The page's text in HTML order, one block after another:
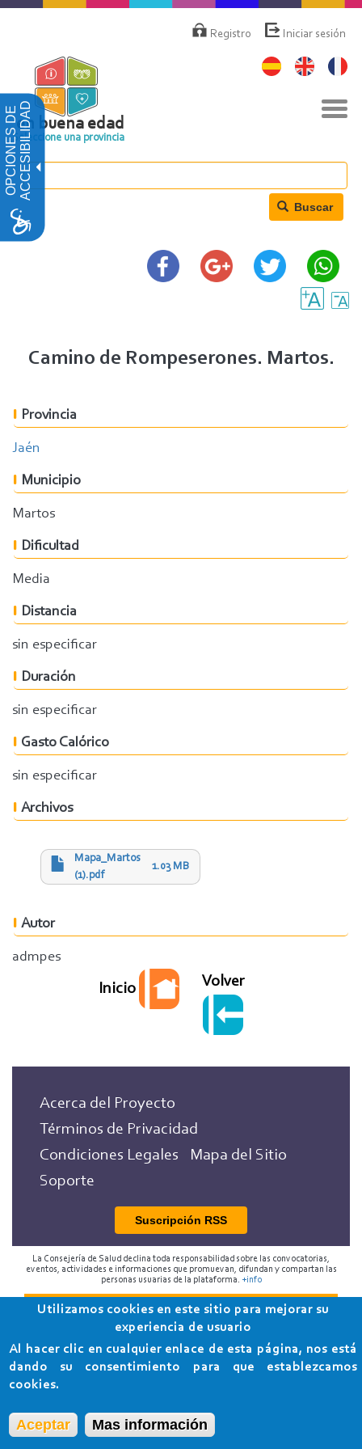
OPCIONES DEACCESIBILIDAD
Pasar
contenido
principal
deRegistro Iniciar sesión
en buena edad
Seleccione una provincia
Buscar
Camino de Rompeserones. Martos.
Provincia
Jaén
Municipio
Martos
Dificultad
Media
Distancia
sin especificar
Duración
sin especificar
Gasto Calórico
sin especificar
Archivos
Mapa_Martos
(1).pdf
1.03 MB
Autor
admpes
Inicio Volver
Acerca del Proyecto
Términos de Privacidad
Condiciones Legales
Mapa del Sitio
Soporte
Suscripción RSS
La Consejería de Salud declina toda responsabilidad sobre las convocatorias,
eventos, actividades e informaciones que promuevan, difundan y compartan las
personas usuarias de la plataforma. +info
2018 Programa de Envejecimiento Saludable de la
Consejería de Salud
Utilizamos cookies en este sitio para mejorar su
experiencia de usuario
Al hacer clic en cualquier enlace de esta página, nos está
dando su consentimiento para que establezcamos
cookies.
Aceptar Mas información